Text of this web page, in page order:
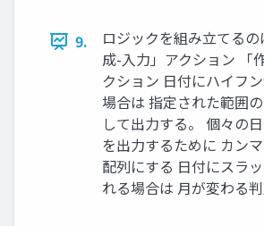
9.
ロジックを組み立てる
成-入力」アクション 「
クション 日付にハイフ
場合は 指定された範囲
して出力する。 個々の
を出力するために カン
配列にする 日付にスラ
れる場合は 月が変わる